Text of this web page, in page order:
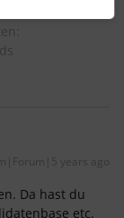
years ago
Da hast du
etc.